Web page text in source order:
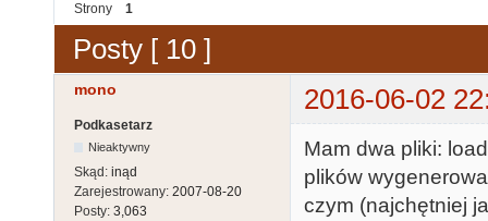
Strony 1
Posty [ 10 ]
mono 2016-06-02
Podkasetarz
Nieaktywny
Skąd: inąd
Zarejestrowany: 2007-08-20
Posty: 3,063
Mam dwa pliki:
plików
czym (najchętniej